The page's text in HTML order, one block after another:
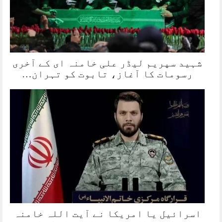
شہید سپریم لیڈر علی خامنہ ای کے آخری
رسومات کا آغاز، تابوت کو تہران…
اسرائیل یا امریکا نے آیت اللہ خامنہ